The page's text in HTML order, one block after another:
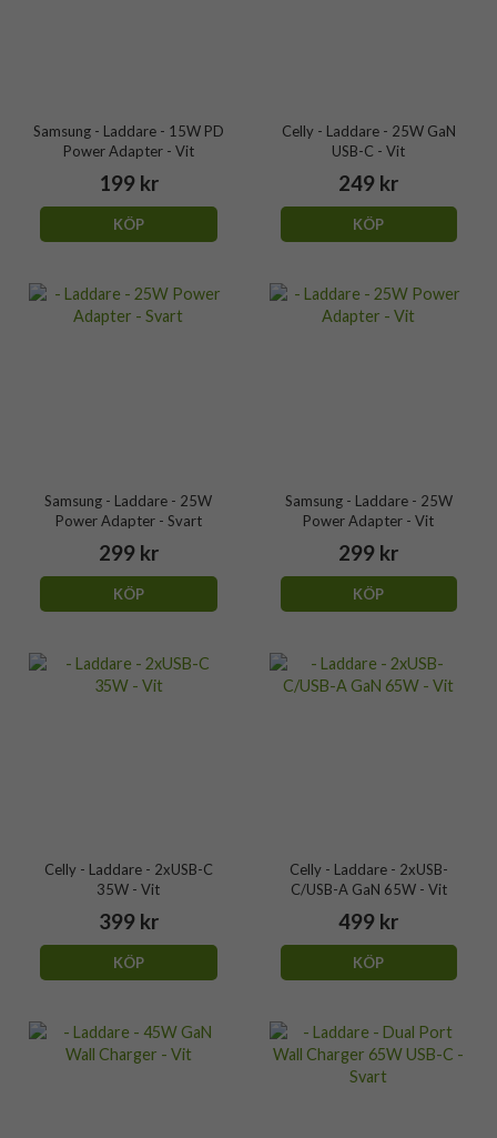
Samsung - Laddare - 15W PD
Power Adapter - Vit
199 kr
KÖP
Celly - Laddare - 25W GaN
USB-C - Vit
249 kr
KÖP
Samsung - Laddare - 25W
Power Adapter - Svart
299 kr
KÖP
Samsung - Laddare - 25W
Power Adapter - Vit
299 kr
KÖP
Celly - Laddare - 2xUSB-C
35W - Vit
399 kr
KÖP
Celly - Laddare - 2xUSB-
C/USB-A GaN 65W - Vit
499 kr
KÖP